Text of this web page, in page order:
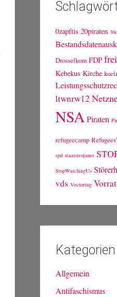
0zapftis 20piraten
Drosselkom FDP
Kebekus Kirche
ltwnrw12
NSAPiraten
refugeecamp
spd staatstrojaner
StopWatchingUs
vds Vectoring
Kategorien
Allgemein
Antifaschismus